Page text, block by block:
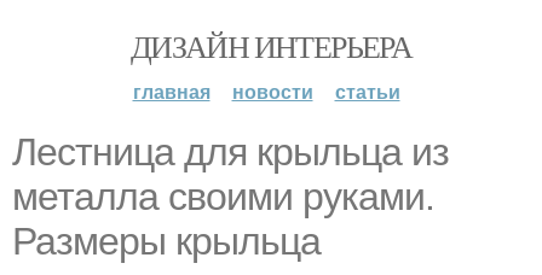
ДИЗАЙН ИНТЕРЬЕРА
главная новости статьи
Лестница для крыльца из
металла своими руками.
Размеры крыльца